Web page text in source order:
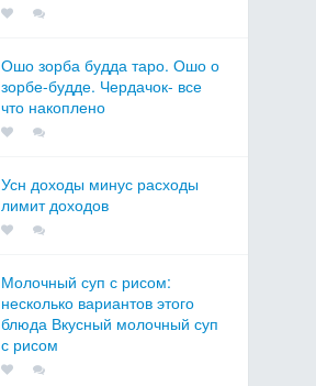
Ошо зорба будда таро. Ошо о
зорбе-будде. Чердачок- все
что накоплено
Усн доходы минус расходы
лимит доходов
Молочный суп с рисом:
несколько вариантов этого
блюда Вкусный молочный суп
с рисом